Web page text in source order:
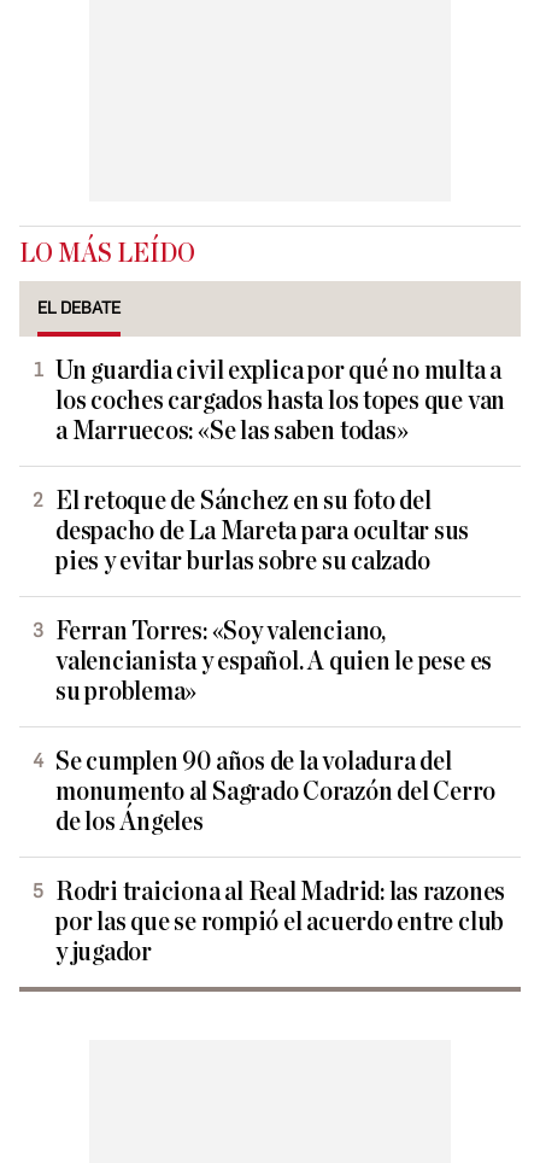
LO MÁS LEÍDO
EL DEBATE
Un guardia civil explica por qué no multa a
los coches cargados hasta los topes que van
a Marruecos: «Se las saben todas»
El retoque de Sánchez en su foto del
despacho de La Mareta para ocultar sus
pies y evitar burlas sobre su calzado
Ferran Torres: «Soy valenciano,
valencianista y español. A quien le pese es
su problema»
Se cumplen 90 años de la voladura del
monumento al Sagrado Corazón del Cerro
de los Ángeles
Rodri traiciona al Real Madrid: las razones
por las que se rompió el acuerdo entre club
y jugador